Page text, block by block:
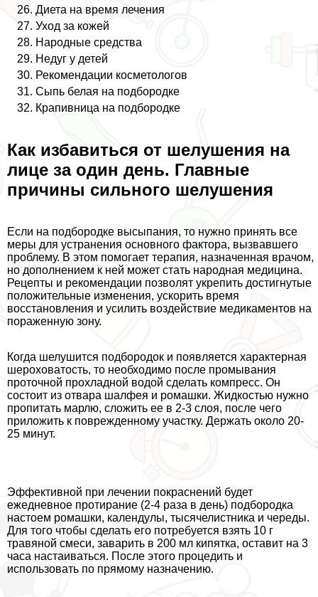
Диета на время лечения
Уход за кожей
Народные средства
Недуг у детей
Рекомендации косметологов
Сыпь белая на подбородке
Крапивница на подбородке
Как избавиться от шелушения на
лице за один день. Главные
причины сильного шелушения
Если на подбородке высыпания, то нужно принять все
меры для устранения основного фактора, вызвавшего
проблему. В этом помогает терапия, назначенная врачом,
но дополнением к ней может стать народная медицина.
Рецепты и рекомендации позволят укрепить достигнутые
положительные изменения, ускорить время
восстановления и усилить воздействие медикаментов на
пораженную зону.
Когда шелушится подбородок и появляется хаpaктерная
шероховатость, то необходимо после промывания
проточной прохладной водой сделать компресс. Он
состоит из отвара шалфея и ромашки. Жидкостью нужно
пропитать марлю, сложить ее в 2-3 слоя, после чего
приложить к поврежденному участку. Держать около 20-
25 минут.
Эффективной при лечении покраснений будет
ежедневное протирание (2-4 раза в день) подбородка
настоем ромашки, календулы, тысячелистника и череды.
Для того чтобы сделать его потребуется взять 10 г
травяной смеси, заварить в 200 мл кипятка, оставит на 3
часа настаиваться. После этого процедить и
использовать по прямому назначению.